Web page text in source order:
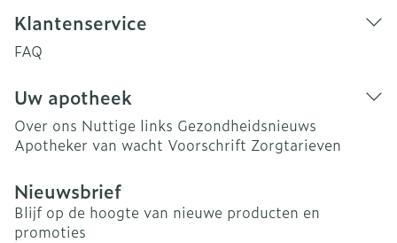
Klantenservice
FAQ
Uw apotheek
Over ons Nuttige links Gezondheidsnieuws
Apotheker van wacht Voorschrift Zorgtarieven
Nieuwsbrief
Blijf op de hoogte van nieuwe producten en
promoties